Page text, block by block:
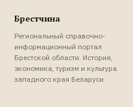
Брестчина
Региональный справочно-
информационный портал
Брестской области. История,
экономика, туризм и культура
западного края Беларуси